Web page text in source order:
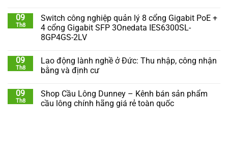
09
Th8
Switch công nghiệp quản lý 8 cổng Gigabit PoE +
4 cổng Gigabit SFP 3Onedata IES6300SL-
8GP4GS-2LV
09
Th8
Lao động lành nghề ở Đức: Thu nhập, công nhận
bằng và định cư
09
Th8
Shop Cầu Lông Dunney – Kênh bán sản phẩm
cầu lông chính hãng giá rẻ toàn quốc